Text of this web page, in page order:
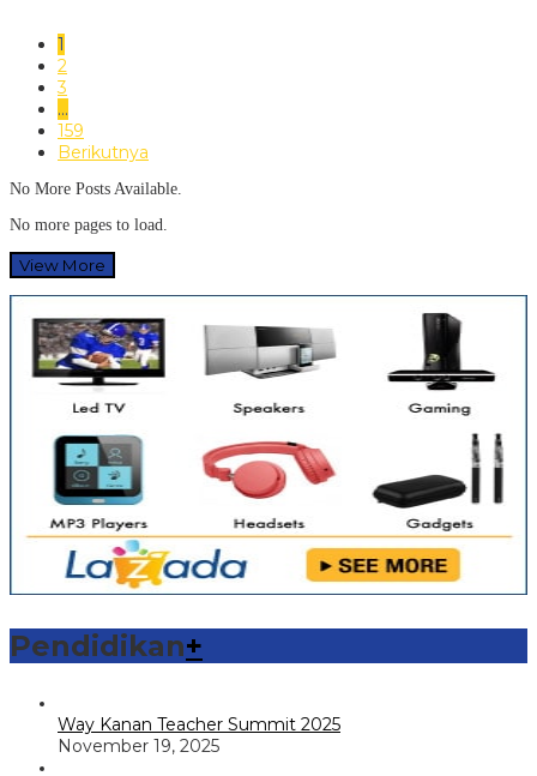
1
2
3
…
159
Berikutnya
No More Posts Available.
No more pages to load.
View More
Pendidikan+
Way Kanan Teacher Summit 2025
November 19, 2025